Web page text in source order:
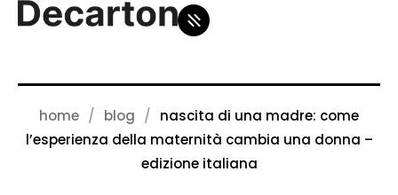
home blog
nascita di una madre: come
l’esperienza della maternità cambia una donna –
edizione italiana